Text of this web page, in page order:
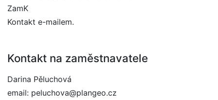
ZamK
Kontakt e-mailem.
Kontakt na zaměstnavatele
Darina Pěluchová
email: peluchova@plangeo.cz